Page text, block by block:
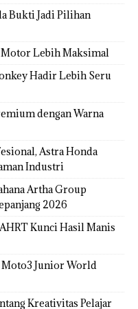
Bukti Jadi Pilihan
Motor Lebih Maksimal
Hadir Lebih Seru
dengan Warna
Astra Honda
Industri
Artha Group
2026
Kunci Hasil Manis
Moto3 Junior World
Kreativitas Pelajar